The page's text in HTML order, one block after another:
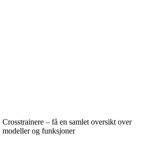
Crosstrainere – få en samlet oversikt over
modeller og funksjoner